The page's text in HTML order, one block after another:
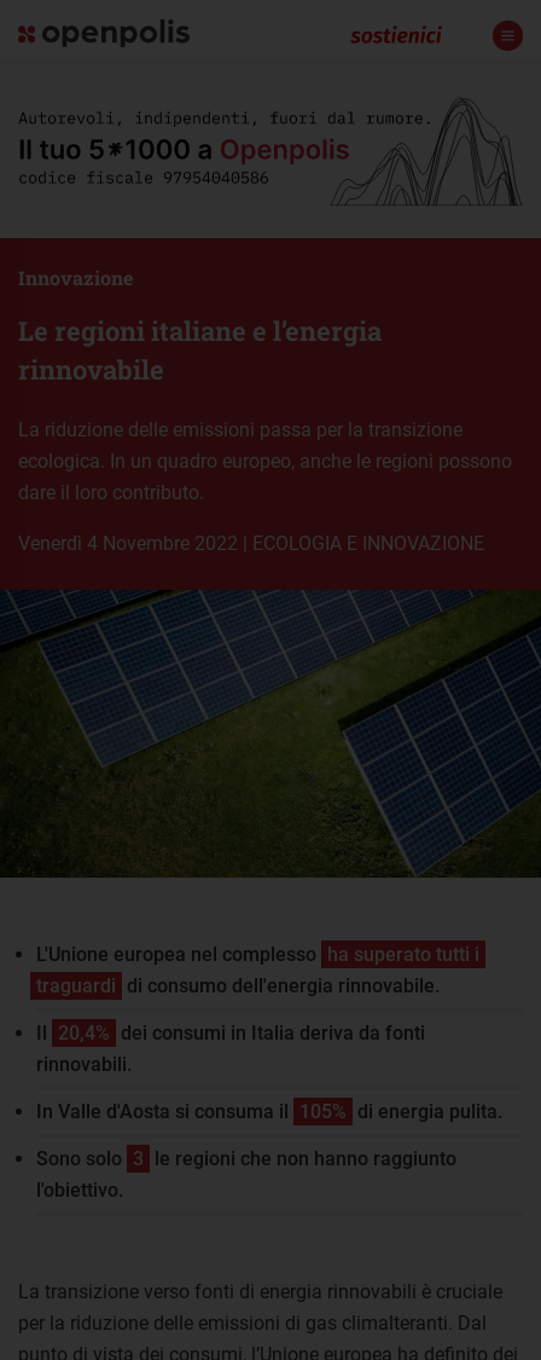
Le regioni italiane e l’energia
rinnovabile
Innovazione
La riduzione delle emissioni passa per la transizione
ecologica. In un quadro europeo, anche le regioni possono
dare il loro contributo.
venerdì 4 Novembre 2022 | ECOLOGIA E INNOVAZIONE
L'Unione europea nel complesso ha superato tutti i
traguardi di consumo dell'energia rinnovabile.
Il 20,4% dei consumi in Italia deriva da fonti
rinnovabili.
In Valle d'Aosta si consuma il 105% di energia pulita.
Sono solo 3 le regioni che non hanno raggiunto
l'obiettivo.
La transizione verso fonti di energia rinnovabili è cruciale
per la riduzione delle emissioni di gas climalteranti. Dal
punto di vista dei consumi, l’Unione europea ha definito dei